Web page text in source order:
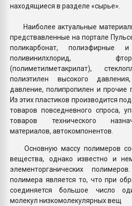
находящиеся в разделе «сырье».
Наиболее актуальные
предствавленные на портале
поликарбонат, полиэфирные
поливинилхлорид,
(полиметилметакрилат),
полиэтилен высокого
давление, полипропилен и прочие
Из этих пластиков производится
товаров повседневного спроса,
товаров технического
материалов, автокомпонентов.
Основную массу полимеров
вещества, однако известно и
элементорганических
полимера является то, что при
соединяется большое число
молекул низкомолекулярных вещ